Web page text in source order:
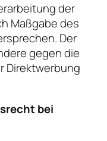
der
Maßgabe des
Der
gegen die
Direktwerbung
bei